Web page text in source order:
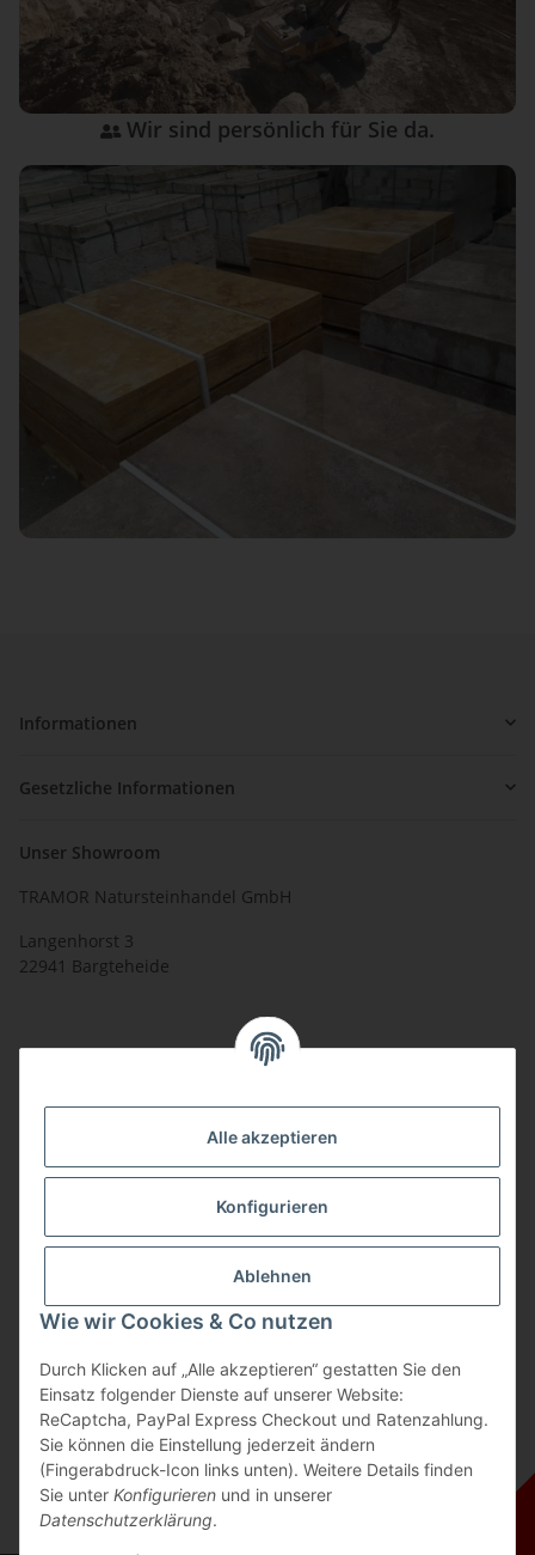
Alle akzeptieren
Konfigurieren
Ablehnen
Wie wir Cookies & Co nutzen
Durch Klicken auf „Alle akzeptieren“ gestatten Sie den
Einsatz folgender Dienste auf unserer Website:
ReCaptcha, PayPal Express Checkout und Ratenzahlung.
Sie können die Einstellung jederzeit ändern
(Fingerabdruck-Icon links unten). Weitere Details finden
Sie unter Konfigurieren und in unserer
Datenschutzerklärung.
Wir sind persönlich für Sie da.
Informationen
Gesetzliche Informationen
Unser Showroom
TRAMOR Natursteinhandel GmbH
Langenhorst 3
22941 Bargteheide
Mo - Fr: 10:00 - 16:30 Uhr
Samstag: 10:00 - 13:00 Uhr
* Alle Preise inkl. gesetzlicher USt., zzgl.